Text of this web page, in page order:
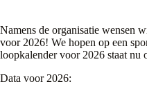
Namens de organisatie wensen
voor 2026! We hopen op een
loopkalender voor 2026 staat nu
Data voor 2026: